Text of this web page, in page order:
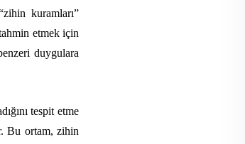
kuramları”
etmek için
duygulara
tespit etme
Bu ortam, zihin